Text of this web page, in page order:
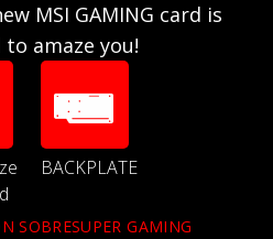
MSI GAMING card is
to amaze you!
BACKPLATE
SOBRESUPER GAMING